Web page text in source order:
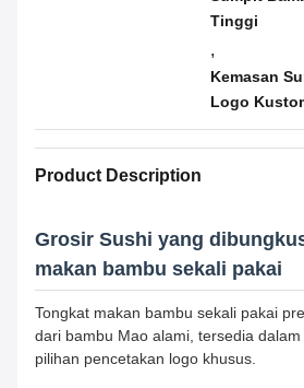
Tinggi
,
Kemasan
Logo
Product Description
Grosir Sushi yang
makan bambu sekali pakai
Tongkat makan bambu sekali pakai
dari bambu Mao alami, tersedia
pilihan pencetakan logo khusus.